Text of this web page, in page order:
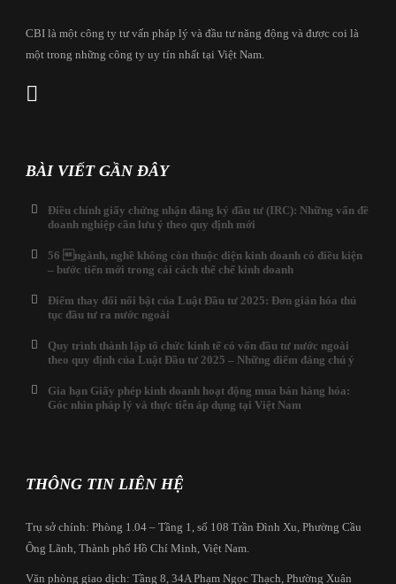
CBI là một công ty tư vấn pháp lý và đầu tư năng động và được coi là
một trong những công ty uy tín nhất tại Việt Nam.
BÀI VIẾT GẦN ĐÂY
Điều chỉnh giấy chứng nhận đăng ký đầu tư (IRC): Những vấn đề
doanh nghiệp cần lưu ý theo quy định mới
56 ngành, nghề không còn thuộc diện kinh doanh có điều kiện
– bước tiến mới trong cải cách thể chế kinh doanh
Điểm thay đổi nổi bật của Luật Đầu tư 2025: Đơn giản hóa thủ
tục đầu tư ra nước ngoài
Quy trình thành lập tổ chức kinh tế có vốn đầu tư nước ngoài
theo quy định của Luật Đầu tư 2025 – Những điểm đáng chú ý
Gia hạn Giấy phép kinh doanh hoạt động mua bán hàng hóa:
Góc nhìn pháp lý và thực tiễn áp dụng tại Việt Nam
THÔNG TIN LIÊN HỆ
Trụ sở chính: Phòng 1.04 – Tầng 1, số 108 Trần Đình Xu, Phường Cầu
Ông Lãnh, Thành phố Hồ Chí Minh, Việt Nam.
Văn phòng giao dịch: Tầng 8, 34A Phạm Ngọc Thạch, Phường Xuân